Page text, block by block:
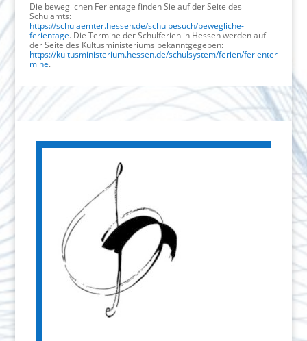
Die beweglichen Ferientage finden Sie auf der Seite des
Schulamts:
https://schulaemter.hessen.de/schulbesuch/bewegliche-
ferientage. Die Termine der Schulferien in Hessen werden auf
der Seite des Kultusministeriums bekanntgegeben:
https://kultusministerium.hessen.de/schulsystem/ferien/ferienter
mine.